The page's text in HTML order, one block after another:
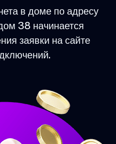
в доме по адресу
38 начинается
заявки на сайте